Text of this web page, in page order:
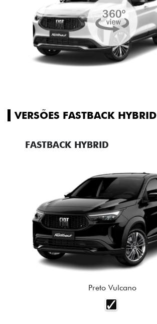
VERSÕES FASTBACK HYBRID
FASTBACK HYBRID
Preto Vulcano